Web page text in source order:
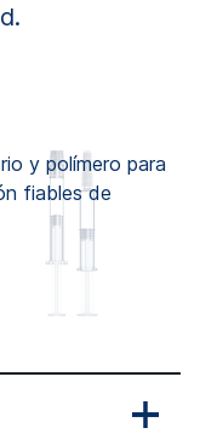
y polímero para
fiables de